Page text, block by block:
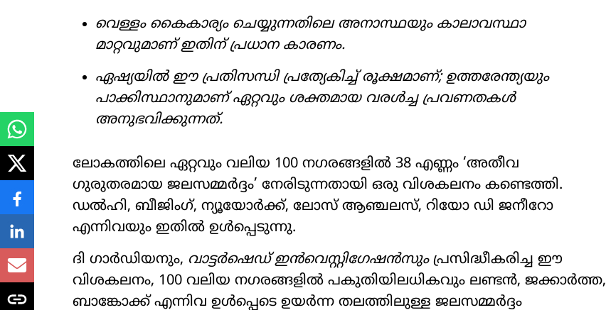
വെള്ളം കൈകാര്യം ചെയ്യുന്നതിലെ അനാസ്ഥയും കാലാവസ്ഥാ
മാറ്റവുമാണ് ഇതിന് പ്രധാന കാരണം.
ഏഷ്യയിൽ ഈ പ്രതിസന്ധി പ്രത്യേകിച്ച് രൂക്ഷമാണ്; ഉത്തരേന്ത്യയും
പാക്കിസ്ഥാനുമാണ് ഏറ്റവും ശക്തമായ വരൾച്ച പ്രവണതകൾ
അനുഭവിക്കുന്നത്.
ലോകത്തിലെ ഏറ്റവും വലിയ 100 നഗരങ്ങളിൽ 38 എണ്ണം ‘അതീവ
ഗുരുതരമായ ജലസമ്മർദ്ദം’ നേരിടുന്നതായി ഒരു വിശകലനം കണ്ടെത്തി.
ഡൽഹി, ബീജിംഗ്, ന്യൂയോർക്ക്, ലോസ് ആഞ്ചലസ്, റിയോ ഡി ജനീറോ
എന്നിവയും ഇതിൽ ഉൾപ്പെടുന്നു.
ദി ഗാർഡിയനും, വാട്ടർഷെഡ് ഇൻവെസ്റ്റിഗേഷൻസുംപ്രസിദ്ധീകരിച്ച ഈ
വിശകലനം, 100 വലിയ നഗരങ്ങളിൽ പകുതിയിലധികവും ലണ്ടൻ, ജക്കാർത്ത,
ബാങ്കോക്ക് എന്നിവ ഉൾപ്പെടെ ഉയർന്ന തലത്തിലുള്ള ജലസമ്മർദ്ദം